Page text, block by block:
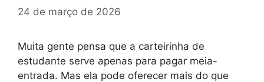
24 de março de 2026
Muita gente pensa que a carteirinha de
estudante serve apenas para pagar meia-
entrada. Mas ela pode oferecer mais do que